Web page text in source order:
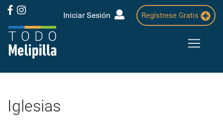
Iniciar Sesión Regístrese Gratis
Iglesias